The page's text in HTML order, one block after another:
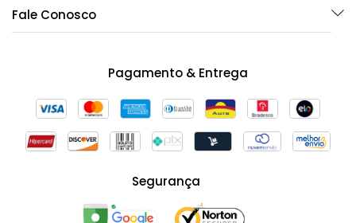
Fale Conosco
Pagamento & Entrega
Segurança